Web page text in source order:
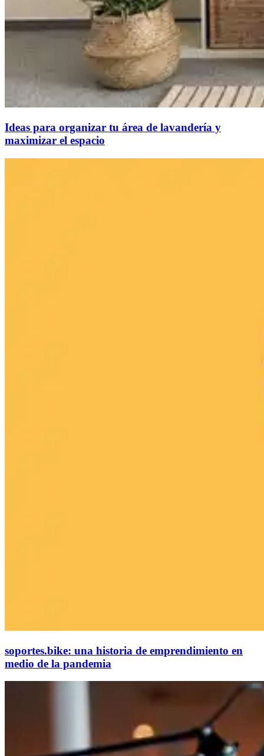
Ideas para organizar tu área de lavandería y
maximizar el espacio
soportes.bike: una historia de emprendimiento en
medio de la pandemia